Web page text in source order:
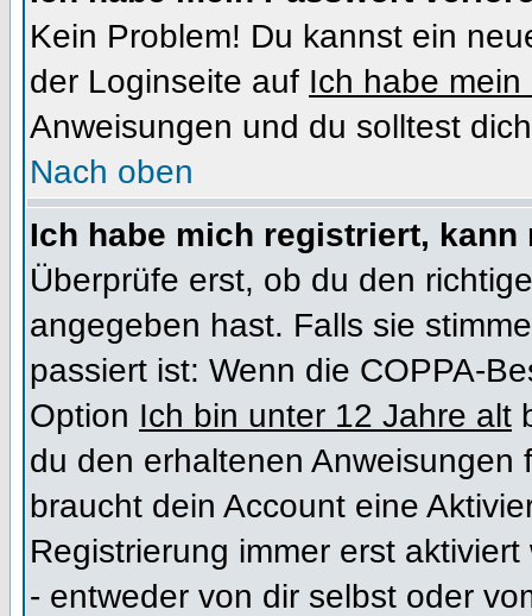
Kein Problem! Du kannst ein
der Loginseite auf Ich habe
Anweisungen und du solltest
Nach oben
Ich habe mich registriert,
Überprüfe erst, ob du den
angegeben hast. Falls sie
passiert ist: Wenn die COPPA-
Option Ich bin unter 12 Jahre alt
du den erhaltenen
braucht dein Account eine
Registrierung immer erst
- entweder von dir selbst oder